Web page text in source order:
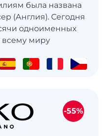
была названа
(Англия). Сегодня
одноименных
всему миру
-55%